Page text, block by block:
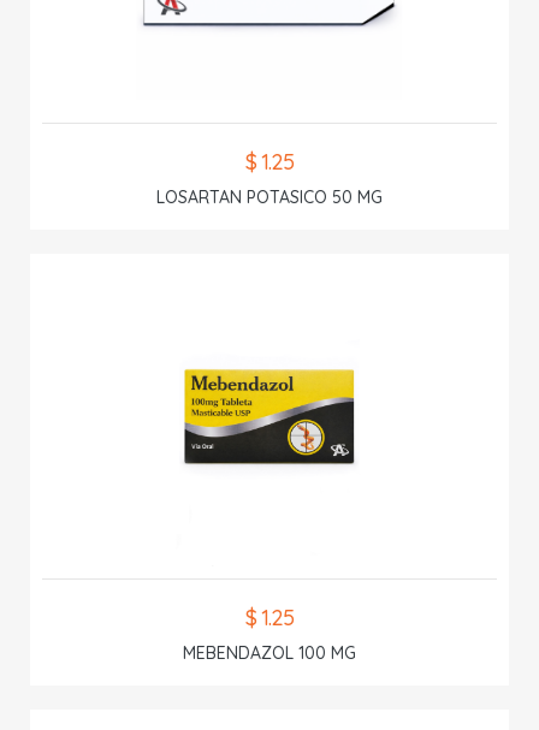
$ 1.25
LOSARTAN POTASICO 50 MG
$ 1.25
MEBENDAZOL 100 MG